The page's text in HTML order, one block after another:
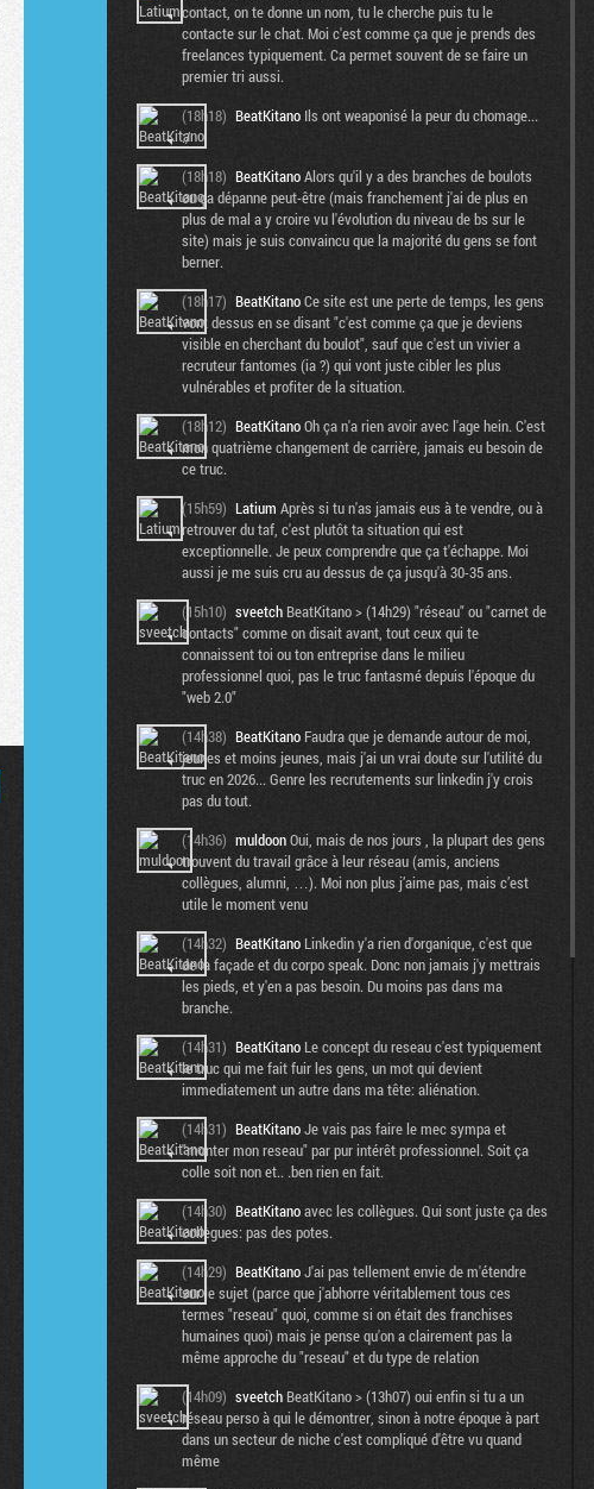
contact, on te donne un nom, tu le cherche puis tu le
contacte sur le chat. Moi c'est comme ça que je prends des
freelances typiquement. Ca permet souvent de se faire un
premier tri aussi.
(18h18) BeatKitano Ils ont weaponisé la peur du chomage...
:/
(18h18) BeatKitanoAlors qu'il y a des branches de boulots
ou ça dépanne peut-être (mais franchement j'ai de plus en
plus de mal a y croire vu l'évolution du niveau de bs sur le
site) mais je suis convaincu que la majorité du gens se font
berner.
(18h17) BeatKitanoCe site est une perte de temps, les gens
vont dessus en se disant "c'est comme ça que je deviens
visible en cherchant du boulot", sauf que c'est un vivier a
recruteur fantomes (ia ?) qui vont juste cibler les plus
vulnérables et profiter de la situation.
(18h12) BeatKitanoOh ça n'a rien avoir avec l'age hein. C'est
mon quatrième changement de carrière, jamais eu besoin de
ce truc.
(15h59) Latium Après si tu n'as jamais eus à te vendre, ou à
retrouver du taf, c'est plutôt ta situation qui est
exceptionnelle. Je peux comprendre que ça t'échappe. Moi
aussi je me suis cru au dessus de ça jusqu'à 30-35 ans.
(15h10) sveetch BeatKitano > (14h29) "réseau" ou "carnet de
contacts" comme on disait avant, tout ceux qui te
connaissent toi ou ton entreprise dans le milieu
professionnel quoi, pas le truc fantasmé depuis l'époque du
"web 2.0"
(14h38) BeatKitano Faudra que je demande autour de moi,
jeunes et moins jeunes, mais j'ai un vrai doute sur l'utilité du
truc en 2026... Genre les recrutements sur linkedin j'y crois
pas du tout.
(14h36) muldoonOui, mais de nos jours , la plupart des gens
trouvent du travail grâce à leur réseau (amis, anciens
collègues, alumni, …). Moi non plus j’aime pas, mais c’est
utile le moment venu
(14h32) BeatKitano Linkedin y'a rien d'organique, c'est que
de la façade et du corpo speak. Donc non jamais j'y mettrais
les pieds, et y'en a pas besoin. Du moins pas dans ma
branche.
(14h31) BeatKitano Le concept du reseau c'est typiquement
le truc qui me fait fuir les gens, un mot qui devient
immediatement un autre dans ma tête: aliénation.
(14h31) BeatKitanoJe vais pas faire le mec sympa et
"monter mon reseau" par pur intérêt professionnel. Soit ça
colle soit non et.. .ben rien en fait.
(14h30) BeatKitanoavec les collègues. Qui sont juste ça des
collègues: pas des potes.
(14h29) BeatKitanoJ'ai pas tellement envie de m'étendre
sur le sujet (parce que j'abhorre véritablement tous ces
termes "reseau" quoi, comme si on était des franchises
humaines quoi) mais je pense qu'on a clairement pas la
même approche du "reseau" et du type de relation
(14h09) sveetch BeatKitano > (13h07) oui enfin si tu a un
réseau perso à qui le démontrer, sinon à notre époque à part
dans un secteur de niche c'est compliqué d'être vu quand
même